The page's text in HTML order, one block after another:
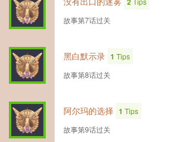
故事第7话过关
黑白默示录 1 Tips
故事第8话过关
阿尔玛的选择 1 Tips
故事第9话过关